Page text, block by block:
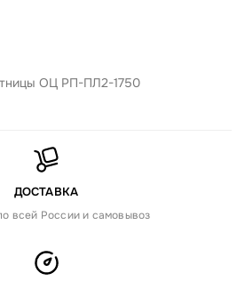
ОЦ РП-ПЛ2-1750
ДОСТАВКА
всей России и самовывоз